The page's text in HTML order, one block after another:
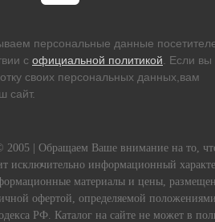
персональные данные
с официальной политикой . Если
своих персональных данных,вам
сайт.
2005 | Обращаем Ваше внимание на то,
исключительно информационный
материалы и цены,
офертой, определяемой
РФ. Каталог на сайте не может в